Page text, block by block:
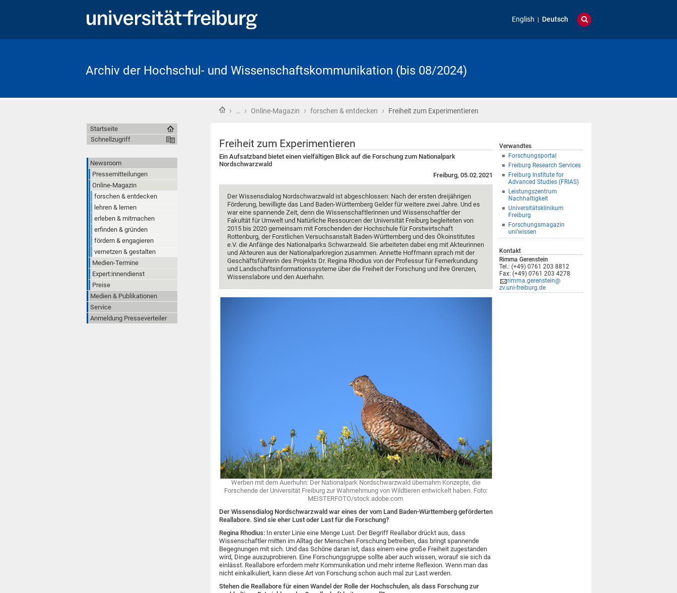
English Deutsch
Archiv der Hochschul- und Wissenschaftskommunikation (bis 08/2024)
Startseite
› … › Online-Magazin › forschen & entdecken › Freiheit zum Experimentieren
Freiheit zum Experimentieren
Ein Aufsatzband bietet einen vielfältigen Blick auf die Forschung zum Nationalpark
Nordschwarzwald
Freiburg, 05.02.2021
Der Wissensdialog Nordschwarzwald ist abgeschlossen: Nach der ersten dreijährigen
Förderung, bewilligte das Land Baden-Württemberg Gelder für weitere zwei Jahre. Und es
war eine spannende Zeit, denn die Wissenschaftlerinnen und Wissenschaftler der
Fakultät für Umwelt und Natürliche Ressourcen der Universität Freiburg begleiteten von
2015 bis 2020 gemeinsam mit Forschenden der Hochschule für Forstwirtschaft
Rottenburg, der Forstlichen Versuchsanstalt Baden-Württemberg und des Ökoinstitutes
e.V. die Anfänge des Nationalparks Schwarzwald. Sie arbeiteten dabei eng mit Akteurinnen
und Akteuren aus der Nationalparkregion zusammen. Annette Hoffmann sprach mit der
Geschäftsführerin des Projekts Dr. Regina Rhodius von der Professur für Fernerkundung
und Landschaftsinformationssysteme über die Freiheit der Forschung und ihre Grenzen,
Wissenslabore und den Auerhahn.
Werben mit dem Auerhuhn: Der Nationalpark Nordschwarzwald übernahm Konzepte, die
Forschende der Universität Freiburg zur Wahrnehmung von Wildtieren entwickelt haben. Foto:
MEISTERFOTO/stock.adobe.com
Der Wissensdialog Nordschwarzwald war eines der vom Land Baden-Württemberg geförderten
Reallabore. Sind sie eher Lust oder Last für die Forschung?
Regina Rhodius: In erster Linie eine Menge Lust. Der Begriff Reallabor drückt aus, dass
Wissenschaftler mitten im Alltag der Menschen Forschung betreiben, das bringt spannende
Begegnungen mit sich. Und das Schöne daran ist, dass einem eine große Freiheit zugestanden
wird, Dinge auszuprobieren. Eine Forschungsgruppe sollte aber auch wissen, worauf sie sich da
einlässt. Reallabore erfordern mehr Kommunikation und mehr interne Reflexion. Wenn man das
nicht einkalkuliert, kann diese Art von Forschung schon auch mal zur Last werden.
Stehen die Reallabore für einen Wandel der Rolle der Hochschulen, als dass Forschung zur
Verwandtes
Forschungsportal
Freiburg Research Services
Freiburg Institute for
Advanced Studies (FRIAS)
Leistungszentrum
Nachhaltigkeit
Universitätsklinikum
Freiburg
Forschungsmagazin
uni’wissen
Kontakt
Rimma Gerenstein
Tel.: (+49) 0761 203 8812
Fax: (+49) 0761 203 4278
rimma.gerenstein@
zv.uni-freiburg.de
Startseite
Schnellzugriff
Newsroom
Pressemitteilungen
Online-Magazin
forschen & entdecken
lehren & lernen
erleben & mitmachen
erfinden & gründen
fördern & engagieren
vernetzen & gestalten
Medien-Termine
Expert:innendienst
Preise
Medien & Publikationen
Service
Anmeldung Presseverteiler